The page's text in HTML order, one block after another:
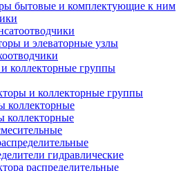
бытовые и комплектующие к ним
и элеваторные узлы
коллекторные группы
и коллекторные группы
коллекторные
гидравлические
распределительные